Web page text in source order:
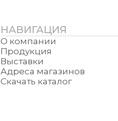
НАВИГАЦИЯ
О компании
Продукция
Выставки
Адреса магазинов
Скачать каталог